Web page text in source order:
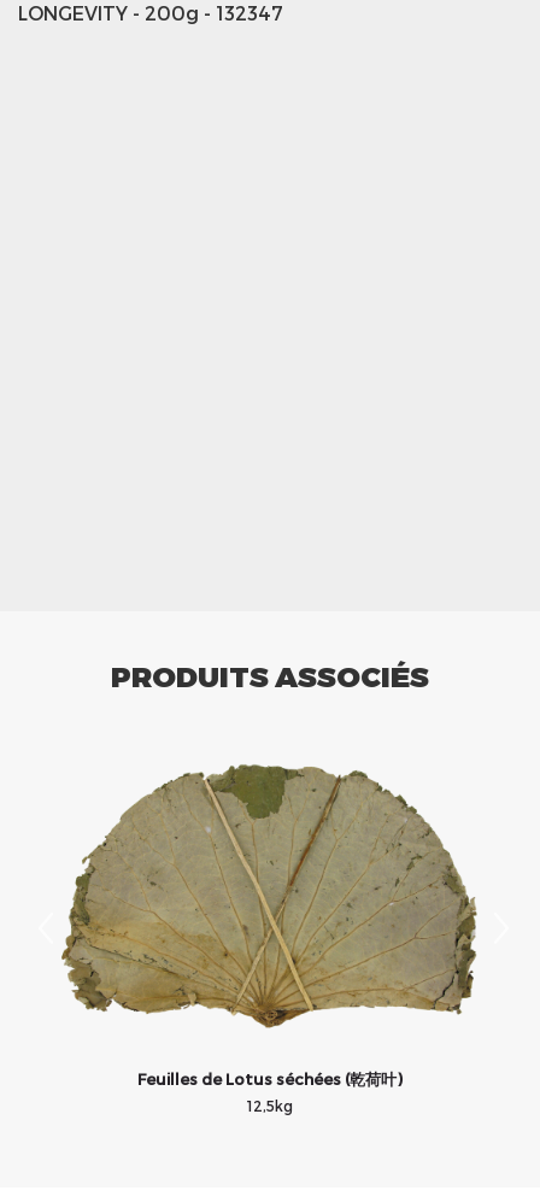
LONGEVITY - 200g - 132347
PRODUITS ASSOCIÉS
Feuilles de Lotus séchées (乾荷叶)
12,5kg